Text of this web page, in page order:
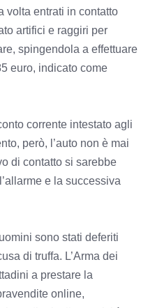
volta entrati in contatto
artifici e raggiri per
spingendola a effettuare
euro, indicato come
corrente intestato agli
però, l’auto non è mai
di contatto si sarebbe
e la successiva
sono stati deferiti
di truffa. L’Arma dei
a prestare la
online,